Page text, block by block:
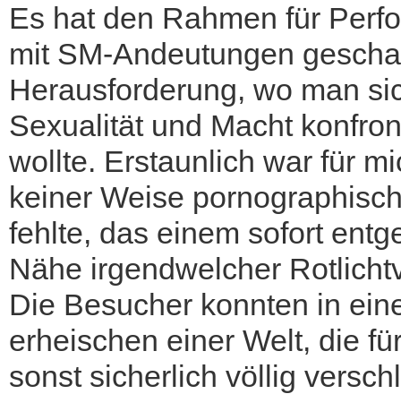
Es hat den Rahmen für
mit SM-Andeutungen
Herausforderung, wo man
Sexualität und Macht
wollte. Erstaunlich war für
keiner Weise
fehlte, das einem sofort
Nähe irgendwelcher
Die Besucher konnten in
erheischen einer Welt, die
sonst sicherlich völlig